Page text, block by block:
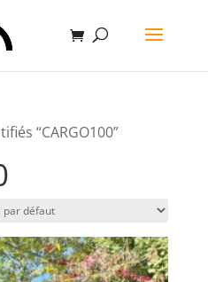
“CARGO100”